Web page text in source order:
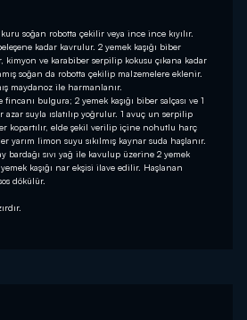
soğan robotta çekilir veya ince ince kıyılır.
kadar kavrulur. 2 yemek kaşığı biber
kimyon ve karabiber serpilip kokusu çıkana kadar
soğan da robotta çekilip malzemelere eklenir.
maydanoz ile harmanlanır.
bulgura; 2 yemek kaşığı biber salçası ve 1
suyla ıslatılıp yoğrulur. 1 avuç un serpilip
kopartılır, elde şekil verilip içine nohutlu harç
yarım limon suyu sıkılmış kaynar suda haşlanır.
bardağı sıvı yağ ile kavulup üzerine 2 yemek
yemek kaşığı nar ekşisi ilave edilir. Haşlanan
dökülür.